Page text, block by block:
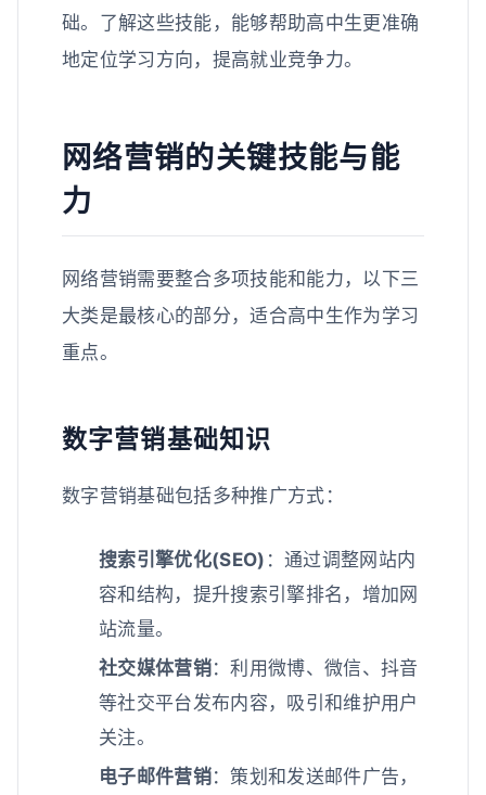
础。了解这些技能，能够帮助高中生更准确
地定位学习方向，提高就业竞争力。
网络营销的关键技能与能
力
网络营销需要整合多项技能和能力，以下三
大类是最核心的部分，适合高中生作为学习
重点。
数字营销基础知识
数字营销基础包括多种推广方式：
搜索引擎优化(SEO) ：通过调整网站内
容和结构，提升搜索引擎排名，增加网
站流量。
社交媒体营销：利用微博、微信、抖音
等社交平台发布内容，吸引和维护用户
关注。
电子邮件营销：策划和发送邮件广告，